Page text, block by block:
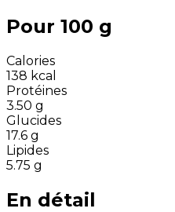
Pour 100 g
Calories
138 kcal
Protéines
3.50 g
Glucides
17.6 g
Lipides
5.75 g
En détail